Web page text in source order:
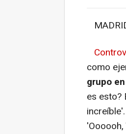
como
grupo
es esto?